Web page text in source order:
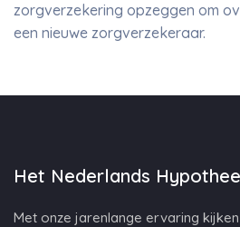
zorgverzekering opzeggen om
een nieuwe zorgverzekeraar.
Het Nederlands
Met onze jarenlange ervaring